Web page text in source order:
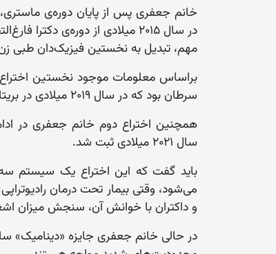
خانم جعفری پس از پایان دوره‌ی
مهم، تبدیل به نخستین فیزیک‌دان طبی
براساس معلومات موجود نخستین
سرطان بود که در سال ۲۰۱۹ میلادی در بریتانیا ثبت شد.
همچنین اختراع دوم خانم جعفری در
سال ۲۰۲۱ میلادی ثبت شد.
باید گفت که این اختراع یک سیستم
می‌شود، وقتی بیمار تحت درمان
و داکتران با خوانش آن، سنجش میزان